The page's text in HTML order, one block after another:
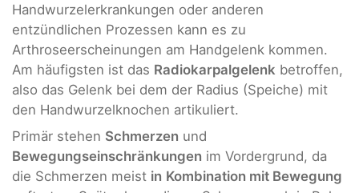
Handwurzelerkrankungen oder anderen
entzündlichen Prozessen kann es zu
Arthroseerscheinungen am Handgelenk kommen.
Am häufigsten ist das Radiokarpalgelenk betroffen,
also das Gelenk bei dem der Radius (Speiche) mit
den Handwurzelknochen artikuliert.
Primär stehen Schmerzen und
Bewegungseinschränkungen im Vordergrund, da
die Schmerzen meist in Kombination mit Bewegung